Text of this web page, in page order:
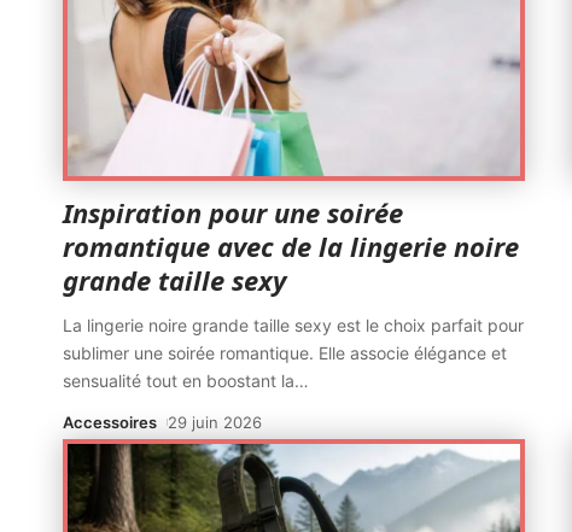
Inspiration pour une soirée
romantique avec de la lingerie noire
grande taille sexy
La lingerie noire grande taille sexy est le choix parfait pour
sublimer une soirée romantique. Elle associe élégance et
sensualité tout en boostant la…
Accessoires 29 juin 2026